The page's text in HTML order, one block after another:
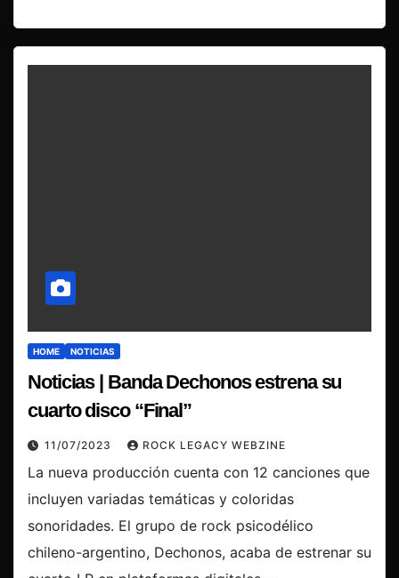
HOME NOTICIAS
Noticias | Banda Dechonos estrena su
cuarto disco “Final”
11/07/2023 ROCK LEGACY WEBZINE
La nueva producción cuenta con 12 canciones que
incluyen variadas temáticas y coloridas
sonoridades. El grupo de rock psicodélico
chileno-argentino, Dechonos, acaba de estrenar su